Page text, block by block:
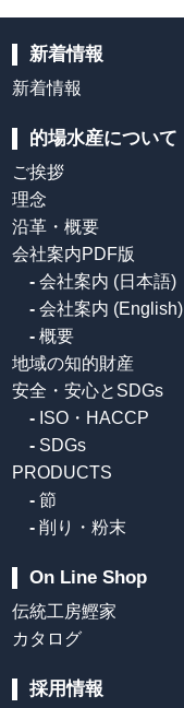
新着情報
新着情報
的場水産について
ご挨拶
理念
沿革・概要
会社案内PDF版
- 会社案内 (日本語)
- 会社案内 (English)
- 概要
地域の知的財産
安全・安心とSDGs
- ISO・HACCP
- SDGs
PRODUCTS
- 節
- 削り・粉末
On Line Shop
伝統工房鰹家
カタログ
採用情報